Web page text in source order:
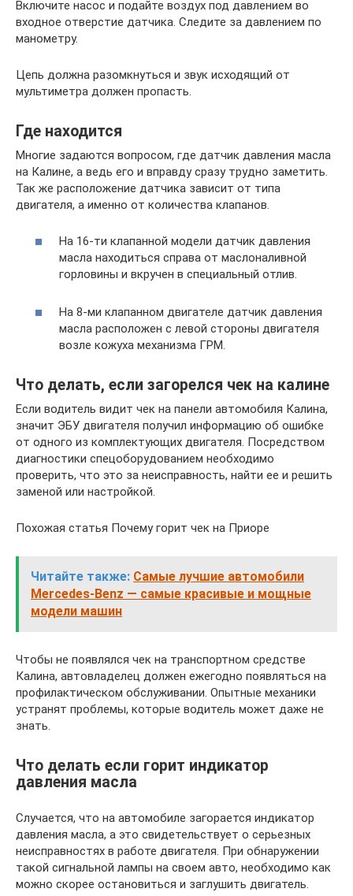
Включите насос и подайте воздух под давлением во
входное отверстие датчика. Следите за давлением по
манометру.
Цепь должна разомкнуться и звук исходящий от
мультиметра должен пропасть.
Где находится
Многие задаются вопросом, где датчик давления масла
на Калине, а ведь его и вправду сразу трудно заметить.
Так же расположение датчика зависит от типа
двигателя, а именно от количества клапанов.
На 16-ти клапанной модели датчик давления
масла находиться справа от маслоналивной
горловины и вкручен в специальный отлив.
На 8-ми клапанном двигателе датчик давления
масла расположен с левой стороны двигателя
возле кожуха механизма ГРМ.
Что делать, если загорелся чек на калине
Если водитель видит чек на панели автомобиля Калина,
значит ЭБУ двигателя получил информацию об ошибке
от одного из комплектующих двигателя. Посредством
диагностики спецоборудованием необходимо
проверить, что это за неисправность, найти ее и решить
заменой или настройкой.
Похожая статья Почему горит чек на Приоре
Читайте также: Самые лучшие автомобили
Mercedes-Benz — самые красивые и мощные
модели машин
Чтобы не появлялся чек на транспортном средстве
Калина, автовладелец должен ежегодно появляться на
профилактическом обслуживании. Опытные механики
устранят проблемы, которые водитель может даже не
знать.
Что делать если горит индикатор
давления масла
Случается, что на автомобиле загорается индикатор
давления масла, а это свидетельствует о серьезных
неисправностях в работе двигателя. При обнаружении
такой сигнальной лампы на своем авто, необходимо как
можно скорее остановиться и заглушить двигатель.